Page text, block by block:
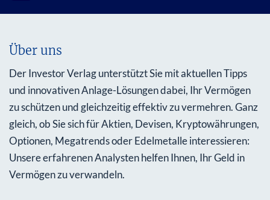
Über uns
Der Investor Verlag unterstützt Sie mit aktuellen Tipps
und innovativen Anlage-Lösungen dabei, Ihr Vermögen
zu schützen und gleichzeitig effektiv zu vermehren. Ganz
gleich, ob Sie sich für Aktien, Devisen, Kryptowährungen,
Optionen, Megatrends oder Edelmetalle interessieren:
Unsere erfahrenen Analysten helfen Ihnen, Ihr Geld in
Vermögen zu verwandeln.